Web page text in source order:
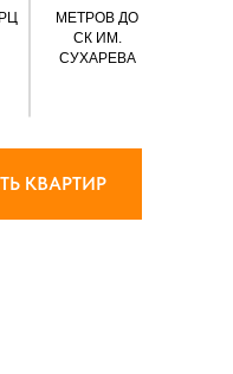
МЕТРОВ ДО
СК ИМ.
СУХАРЕВА
КВАРТИР